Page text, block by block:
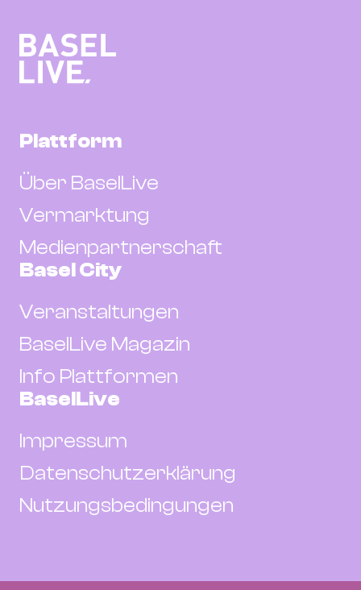
Plattform
Über BaselLive
Vermarktung
Medienpartnerschaft
Basel City
Veranstaltungen
BaselLive Magazin
Info Plattformen
BaselLive
Impressum
Datenschutzerklärung
Nutzungsbedingungen